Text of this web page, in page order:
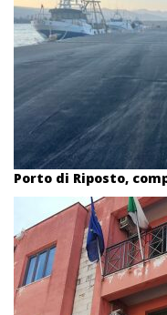
Porto di Riposto,